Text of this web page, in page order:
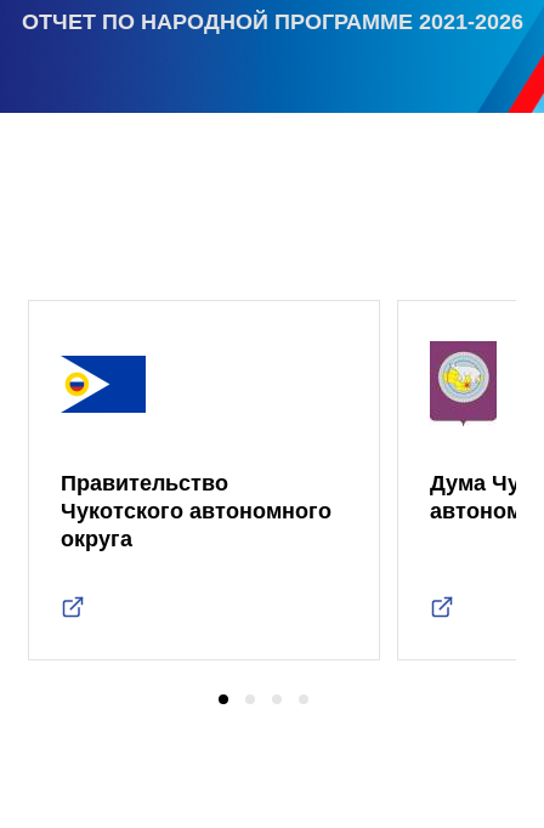
ОТЧЕТ ПО НАРОДНОЙ ПРОГРАММЕ 2021-2026
Правительство
Чукотского автономного
округа
Дума